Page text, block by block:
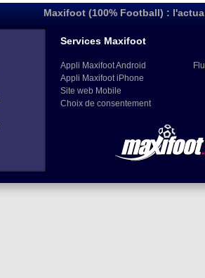
Maxifoot (100% Football) :
Services Maxifoot
Appli Maxifoot Android
Appli Maxifoot iPhone
Site web Mobile
Choix de consentement